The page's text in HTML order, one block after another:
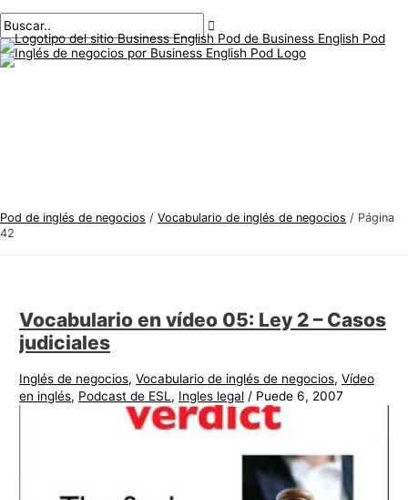
al
contenido
principal
Pod de inglés de negocios / Vocabulario de inglés de negocios / Página
42
Vocabulario en vídeo 05: Ley 2 – Casos
judiciales
Inglés de negocios,Vocabulario de inglés de negocios,Vídeo
en inglés, Podcast de ESL , Ingles legal / Puede 6, 2007
de
publicaciones
T
e
m
d
e
n
e
B
u
s